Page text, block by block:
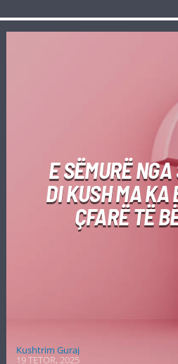
E SËMURË
DI KUSH MA KA
ÇFARË TË
Kushtrim Guraj
19 TETOR, 2025